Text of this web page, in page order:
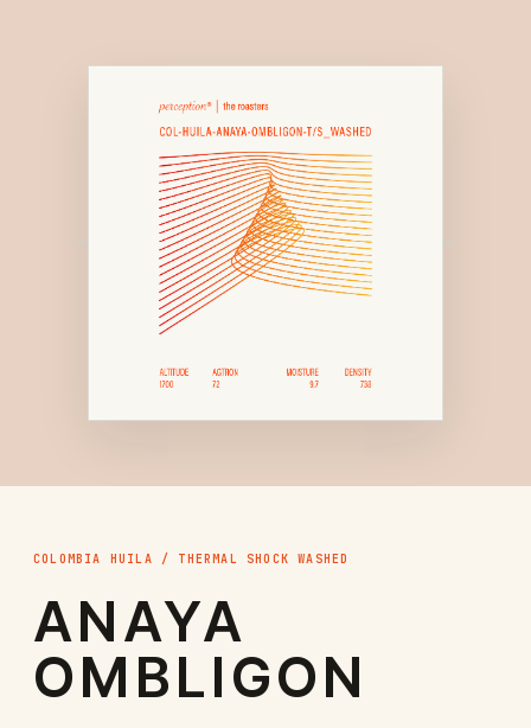
COLOMBIA HUILA / THERMAL SHOCK WASHED
ANAYA
OMBLIGON